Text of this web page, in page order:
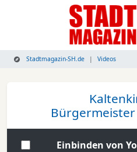
Stadtmagazin-SH.de Videos
Einbinden von